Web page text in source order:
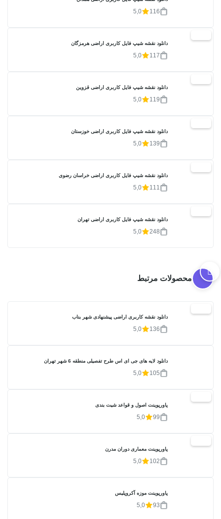
116
5,0
دانلود نقشه شیپ فایل کاربری اراضی هرمزگان
117
5,0
دانلود نقشه شیپ فایل کاربری اراضی قزوین
119
5,0
دانلود نقشه شیپ فایل کاربری اراضی خوزستان
139
5,0
دانلود نقشه شیپ فایل کاربری اراضی خراسان رضوی
111
5,0
دانلود نقشه شیپ فایل کاربری اراضی تهران
248
5,0
محصولات مرتبط
دانلود نقشه کاربری اراضی پیشنهادی شهر بناب
136
5,0
دانلود لایه های جی ای اس طرح تفصیلی منطقه 6 شهر تهران
105
5,0
پاورپوینت اصول و قواعد شیت بندی
99
5,0
پاورپوینت معماری دوران مدرن
102
5,0
پاورپوینت موزه آکروپلیس
93
5,0